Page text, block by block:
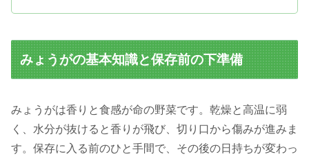
みょうがの基本知識と保存前の下準備
みょうがは香りと食感が命の野菜です。乾燥と高温に弱
く、水分が抜けると香りが飛び、切り口から傷みが進みま
す。保存に入る前のひと手間で、その後の日持ちが変わっ